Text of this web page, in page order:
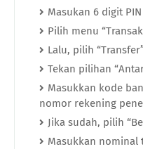
Masukan 6 digit
Pilih menu
Lalu, pilih
Tekan pilihan
Masukkan kode
nomor rekening
Jika sudah, pilih
Masukkan nominal